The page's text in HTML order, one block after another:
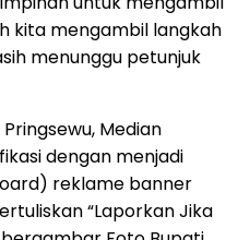
kita mengambil langkah
menunggu petunjuk
Median
dengan menjadi
reklame banner
“Laporkan Jika